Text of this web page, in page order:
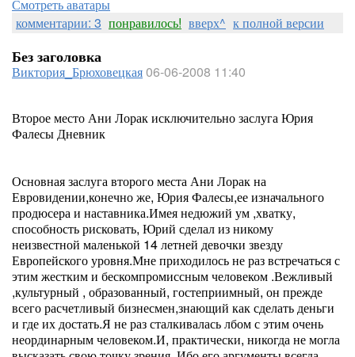
Смотреть аватары
комментарии: 3 понравилось! вверх^ к полной версии
Без заголовка
Виктория_Брюховецкая06-06-2008 11:40
Второе место Ани Лорак исключительно заслуга Юрия
Фалесы Дневник
Основная заслуга второго места Ани Лорак на
Евровидении,конечно же, Юрия Фалесы,ее изначального
продюсера и наставника.Имея недюжий ум ,хватку,
способность рисковать, Юрий сделал из никому
неизвестной маленькой 14 летней девочки звезду
Европейского уровня.Мне приходилось не раз встречаться с
этим жестким и бескомпромиссным человеком .Вежливый
,культурный , образованный, гостеприимный, он прежде
всего расчетливый бизнесмен,знающий как сделать деньги
и где их достать.Я не раз сталкивалась лбом с этим очень
неординарным человеком.И, практически, никогда не могла